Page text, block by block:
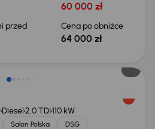
60 000 zł
przed
Cena po obniżce
64 000 zł
Diesel2.0 TDI110 kW
Salon Polska
DSG